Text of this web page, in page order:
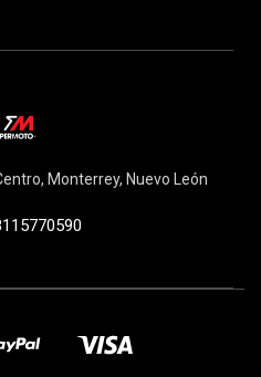
Monterrey, Nuevo León